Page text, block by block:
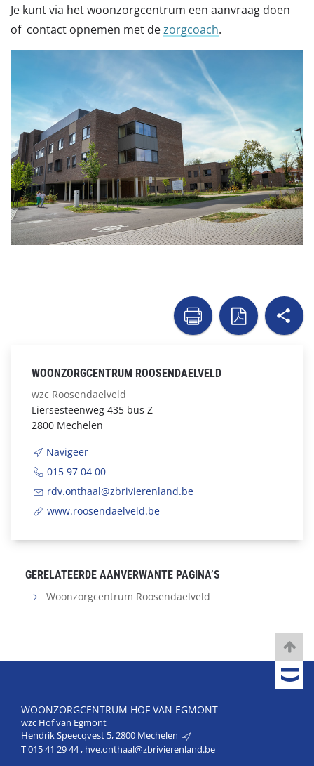
Je kunt via het woonzorgcentrum een aanvraag doen
of contact opnemen met dezorgcoach.

WOONZORGCENTRUM ROOSENDAELVELD
wzc Roosendaelveld
Liersesteenweg 435 bus Z
2800 Mechelen
Navigeer
015 97 04 00
rdv.onthaal@zbrivierenland.be
www.roosendaelveld.be
GERELATEERDE AANVERWANTE PAGINA’S
Woonzorgcentrum Roosendaelveld
WOONZORGCENTRUM HOF VAN EGMONT
wzc Hof van Egmont
Hendrik Speecqvest 5, 2800 Mechelen
T015 41 29 44, hve.onthaal@zbrivierenland.be